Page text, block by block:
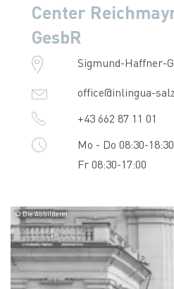
Center
GesbR
Sigmund-Haffner-
office@inlingua-
+43 662 87 11 01
Mo - Do 08:30-18:30
Fr 08:30-17:00
© Die Abbilderei